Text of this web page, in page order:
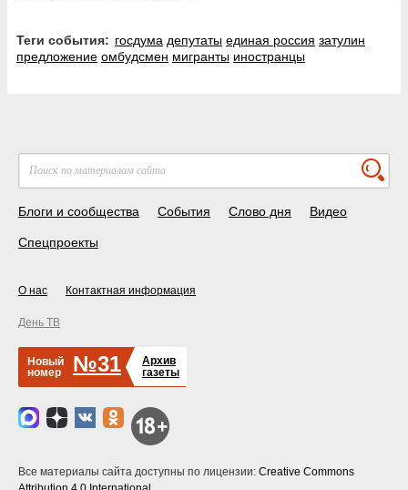
Теги события: госдума депутаты единая россия затулин
предложение омбудсмен мигранты иностранцы
Блоги и сообщества События Слово дня Видео
Спецпроекты
О нас Контактная информация
День ТВ
Новый
номер
№31
Архив
газеты
Все материалы сайта доступны по лицензии: Creative Commons